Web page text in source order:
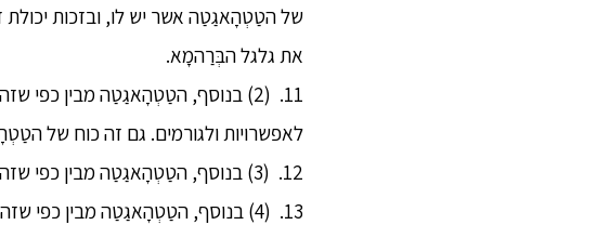
של הטַטְהָאגַטַה אשר יש לו, ובזכות יכולת
את גלגל הבְּרַהמָא.
11. (2) בנוסף, הטַטְהָאגַטַה מבין
לאפשרויות ולגורמים. גם זה כוח של
12. (3) בנוסף, הטַטְהָאגַטַה מבין כפי שזה באמת – את הדרכים המובילות לכל היעדים. גם זה כוח של טַטְהָאגַטַה...[8]
13. (4) בנוסף, הטַטְהָאגַטַה מבין